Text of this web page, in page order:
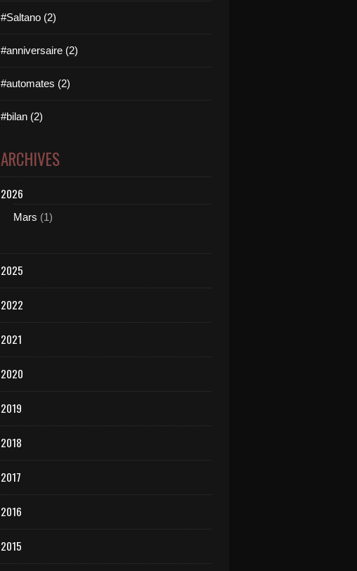
#Saltano (2)
#anniversaire (2)
#automates (2)
#bilan (2)
ARCHIVES
2026
Mars (1)
2025
2022
2021
2020
2019
2018
2017
2016
2015